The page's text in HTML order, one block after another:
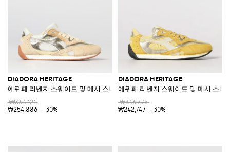
DIADORA HERITAGE
에퀴페 리벤지 스웨이드 및 메시 스니커즈
₩364,121
₩254,886
-30%
DIADORA HERITAGE
에퀴페 리벤지 스웨이드 및 메시 스니
₩346,775
₩242,747
-30%